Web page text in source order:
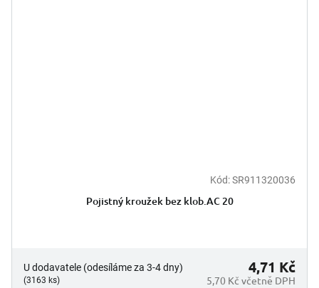
Kód:SR911320036
Pojistný kroužek bez klob.AC 20
U dodavatele (odesíláme za 3-4 dny)
(3163 ks) 5,70 Kč včetně DPH
4,71 Kč